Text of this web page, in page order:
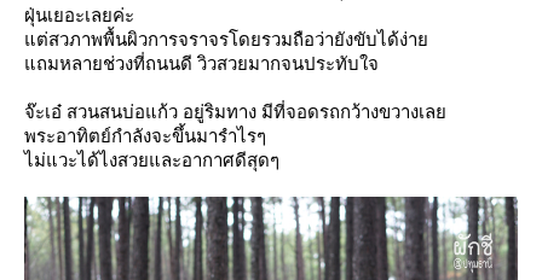
ฝุ่นเยอะเลยค่ะ
ต่สวภาพพื้นผิวการจราจรโดยรวมถือว่ายังขับได้ง่า
ถมหลายช่วงที่ถนนดี วิวสวยมากจนประทับใจ
จ๊ะเอ๋ สวนสนบ่อแก้ว อยู่ริมทาง มีที่จอดรถกว้างขวางเล
พระอาทิตย์กำลังจะขึ้นมารำไรๆ
ไม่แวะได้ไงสวยและอากาศดีสุดๆ